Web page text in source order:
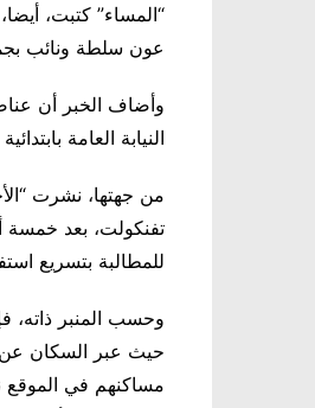
“المساء” كتبت،
عون سلطة ونائب بجماعة سلالية، إلى 22
وأضاف الخبر أن
النيابة العامة
من جهتها، نشرت
تفنكولت، بعد خمسة
للمطالبة بتسريع
وحسب المنبر ذاته،
حيث عبر السكان عن
مساكنهم في الموقع